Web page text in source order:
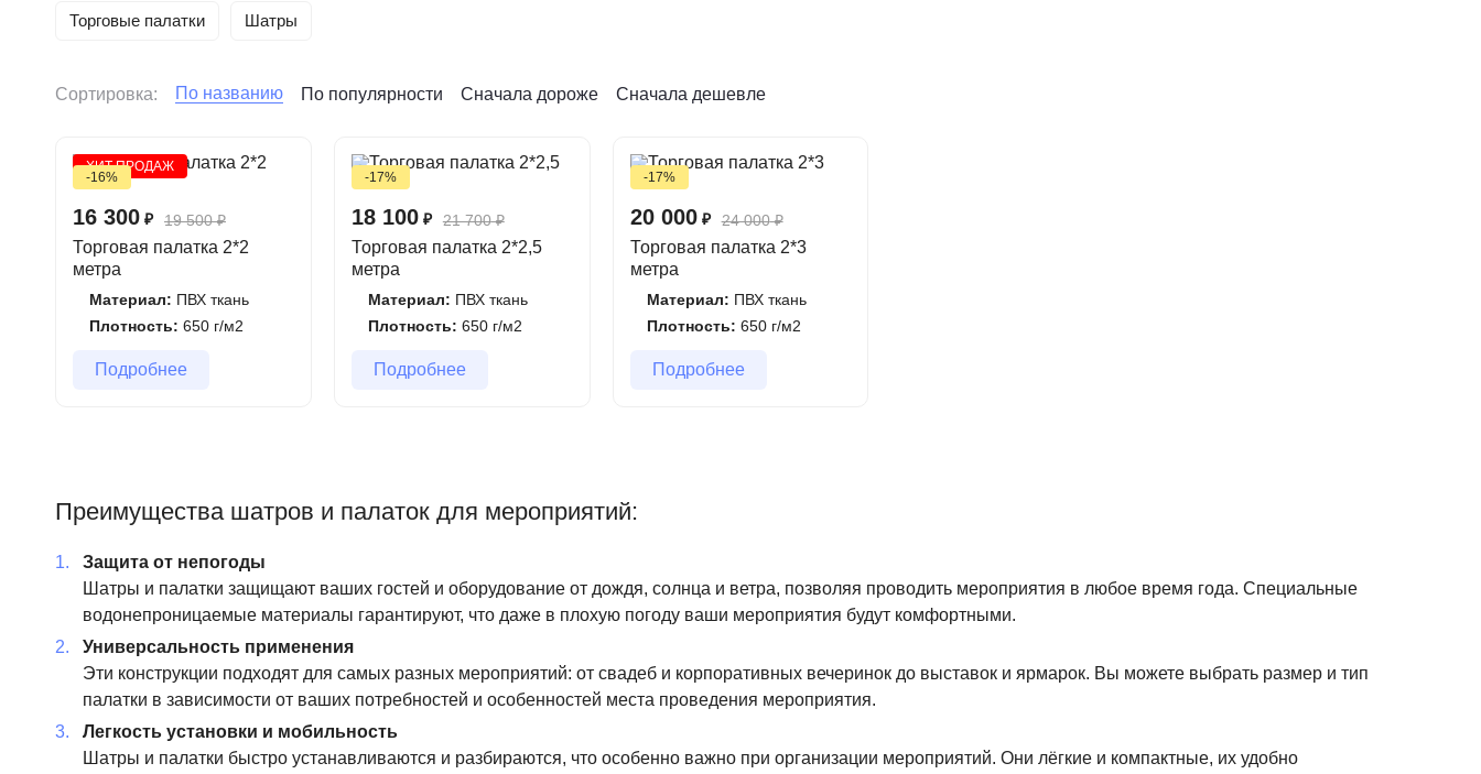
Торговые палатки Шатры
Сортировка: По названию По популярности Сначала дороже Сначала дешевле
ХИТ ПРОДАЖ
-16%
16 300 ₽ 19 500₽
Торговая палатка 2*2
метра
Материал: ПВХ ткань
Плотность: 650 г/м2
Подробнее
-17%
18 100₽ 21 700₽
Торговая палатка 2*2,5
метра
Материал: ПВХ ткань
Плотность: 650 г/м2
Подробнее
-17%
20 000₽ 24 000₽
Торговая палатка 2*3
метра
Материал: ПВХ ткань
Плотность: 650 г/м2
Подробнее
Преимущества шатров и палаток для мероприятий:
Защита от непогоды
Шатры и палатки защищают ваших гостей и оборудование от дождя, солнца и ветра, позволяя проводить мероприятия в любое время года. Специальные
водонепроницаемые материалы гарантируют, что даже в плохую погоду ваши мероприятия будут комфортными.
Универсальность применения
Эти конструкции подходят для самых разных мероприятий: от свадеб и корпоративных вечеринок до выставок и ярмарок. Вы можете выбрать размер и тип
палатки в зависимости от ваших потребностей и особенностей места проведения мероприятия.
Легкость установки и мобильность
Шатры и палатки быстро устанавливаются и разбираются, что особенно важно при организации мероприятий. Они лёгкие и компактные, их удобно